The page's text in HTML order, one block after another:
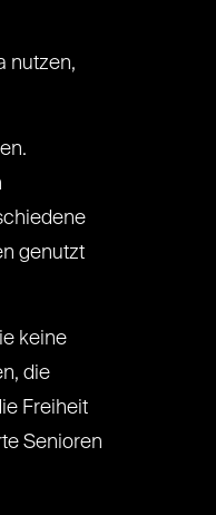
nutzen,
genutzt
keine
die
Freiheit
Senioren